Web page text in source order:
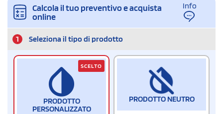
Calcola il tuo preventivo e acquista
online
Info
1 Seleziona il tipo di prodotto
PRODOTTO
PERSONALIZZATO
SCELTO
PRODOTTO NEUTRO